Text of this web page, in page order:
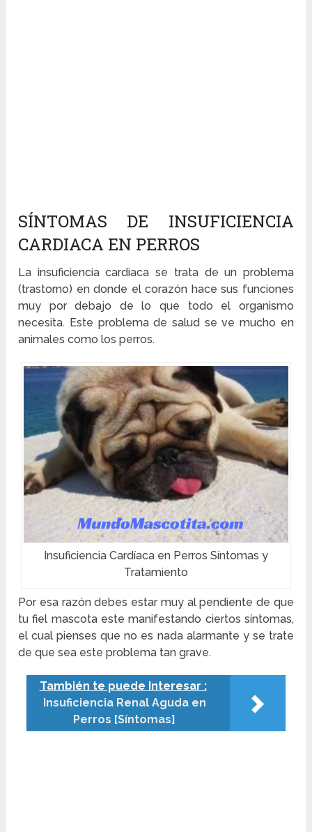
SÍNTOMAS DE INSUFICIENCIA
CARDIACA EN PERROS
La insuficiencia cardiaca se trata de un problema
(trastorno) en donde el corazón hace sus funciones
muy por debajo de lo que todo el organismo
necesita. Este problema de salud se ve mucho en
animales como los perros.
Insuficiencia Cardíaca en Perros Síntomas y
Tratamiento
Por esa razón debes estar muy al pendiente de que
tu fiel mascota este manifestando ciertos síntomas,
el cual pienses que no es nada alarmante y se trate
de que sea este problema tan grave.
También te puede Interesar :
Insuficiencia Renal Aguda en
Perros [Síntomas]